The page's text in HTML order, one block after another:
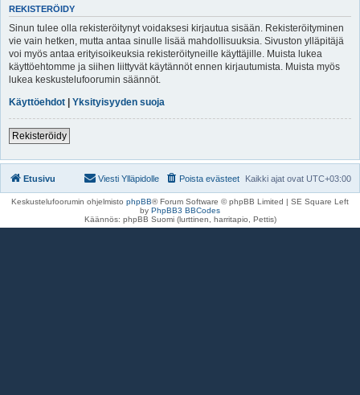
REKISTERÖIDY
Sinun tulee olla rekisteröitynyt voidaksesi kirjautua sisään. Rekisteröityminen
vie vain hetken, mutta antaa sinulle lisää mahdollisuuksia. Sivuston ylläpitäjä
voi myös antaa erityisoikeuksia rekisteröityneille käyttäjille. Muista lukea
käyttöehtomme ja siihen liittyvät käytännöt ennen kirjautumista. Muista myös
lukea keskustelufoorumin säännöt.
Käyttöehdot | Yksityisyyden suoja
Rekisteröidy
Etusivu Kaikki ajat ovat UTC+03:00
Poista evästeet
Viesti Ylläpidolle
Keskustelufoorumin ohjelmisto phpBB® Forum Software © phpBB Limited | SE Square Left
by PhpBB3 BBCodes
Käännös: phpBB Suomi (lurttinen, harritapio, Pettis)